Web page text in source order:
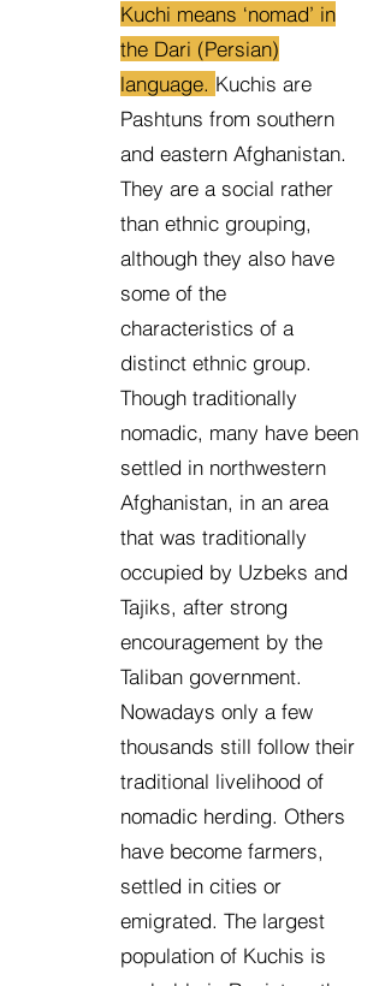
Kuchi means ‘nomad’ in
the Dari (Persian)
language. Kuchis are
Pashtuns from southern
and eastern Afghanistan.
They are a social rather
than ethnic grouping,
although they also have
some of the
characteristics of a
distinct ethnic group.
Though traditionally
nomadic, many have been
settled in northwestern
Afghanistan, in an area
that was traditionally
occupied by Uzbeks and
Tajiks, after strong
encouragement by the
Taliban government.
Nowadays only a few
thousands still follow their
traditional livelihood of
nomadic herding. Others
have become farmers,
settled in cities or
emigrated. The largest
population of Kuchis is